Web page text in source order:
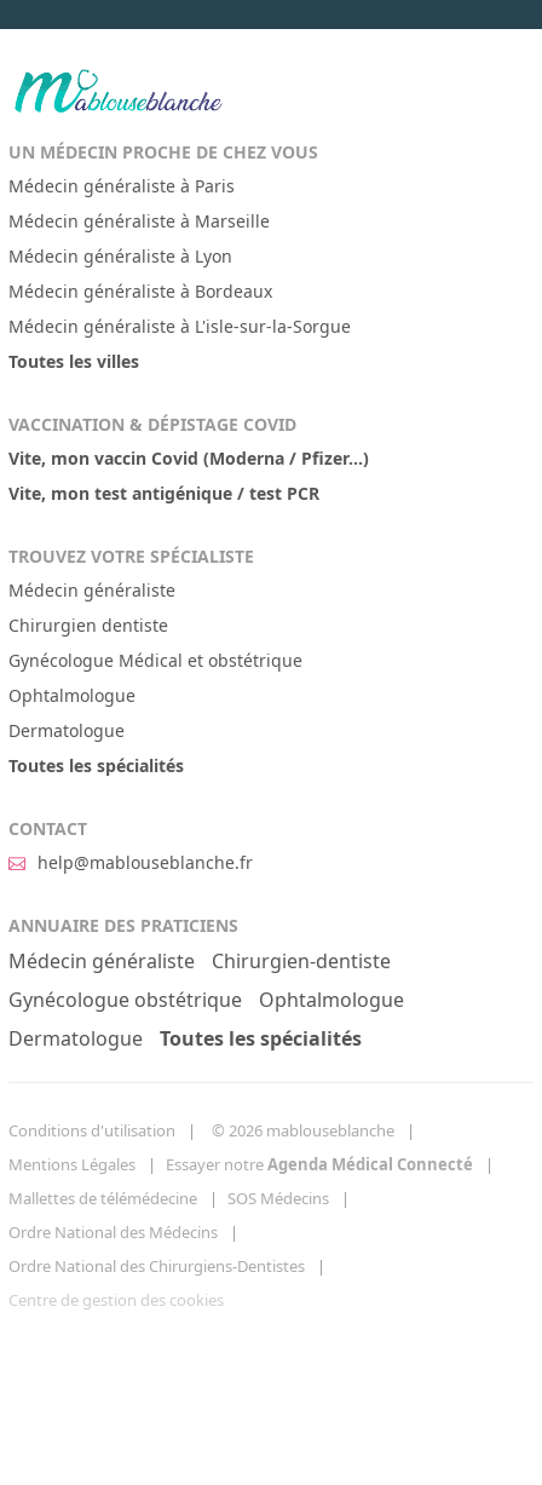
UN MÉDECIN PROCHE DE CHEZ VOUS
Médecin généraliste à Paris
Médecin généraliste à Marseille
Médecin généraliste à Lyon
Médecin généraliste à Bordeaux
Médecin généraliste à L'isle-sur-la-Sorgue
Toutes les villes
VACCINATION & DÉPISTAGE COVID
Vite, mon vaccin Covid (Moderna / Pfizer...)
Vite, mon test antigénique / test PCR
TROUVEZ VOTRE SPÉCIALISTE
Médecin généraliste
Chirurgien dentiste
Gynécologue Médical et obstétrique
Ophtalmologue
Dermatologue
Toutes les spécialités
CONTACT
help@mablouseblanche.fr
ANNUAIRE DES PRATICIENS
Médecin généraliste
Chirurgien-dentiste
Gynécologue obstétrique
Ophtalmologue
Dermatologue
Toutes les spécialités
Conditions d'utilisation
© 2026 mablouseblanche
Mentions Légales
Essayer notreAgenda Médical Connecté
Mallettes de télémédecine
SOS Médecins
Ordre National des Médecins
Ordre National des Chirurgiens-Dentistes
Centre de gestion des cookies